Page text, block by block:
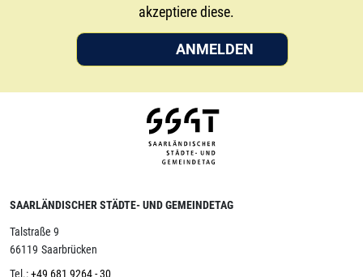
akzeptiere diese.
ANMELDEN
SAARLÄNDISCHER STÄDTE- UND GEMEINDETAG
Talstraße 9
66119 Saarbrücken
Tel.:+49 681 9264 - 30